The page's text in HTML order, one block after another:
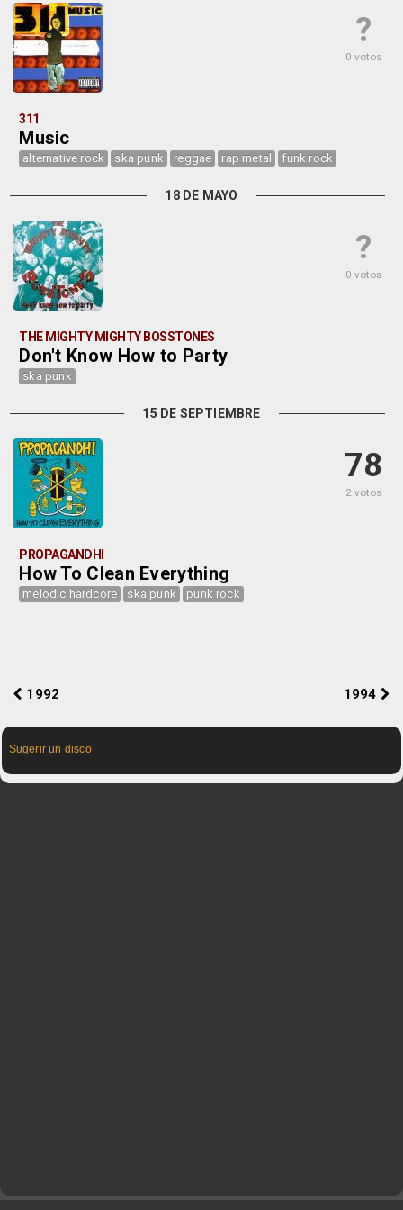
?
0 votos
311
Music
alternative rock ska punk reggae rap metal funk rock
18 DE MAYO
?
0 votos
THE MIGHTY MIGHTY BOSSTONES
Don't Know How to Party
ska punk
15 DE SEPTIEMBRE
78
2 votos
PROPAGANDHI
How To Clean Everything
melodic hardcore ska punk punk rock
1992 1994
Sugerir un disco